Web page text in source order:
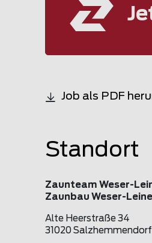
Job als PDF
Standort
Zaunteam Weser-
Zaunbau Weser-Leine
Alte Heerstraße 34
31020 Salzhemmendorf